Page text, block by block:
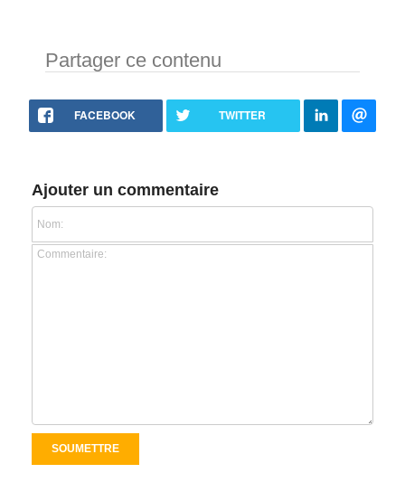
Partager ce contenu
FACEBOOK TWITTER
Ajouter un commentaire